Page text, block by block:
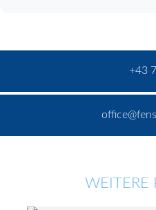
+43
WEITERE